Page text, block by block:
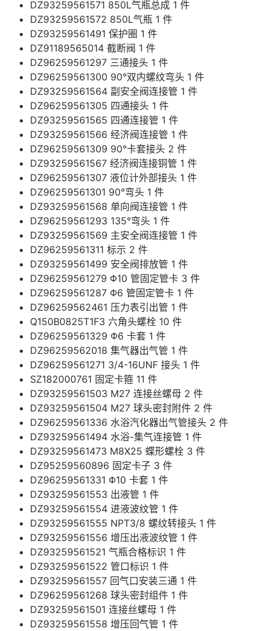
DZ93259561571 850L气瓶总成 1 件
DZ93259561572 850L气瓶 1 件
DZ93259561491 保护圈 1 件
DZ91189565014 截断阀 1 件
DZ96259561297 三通接头 1 件
DZ96259561300 90°双内螺纹弯头 1 件
DZ93259561564 副安全阀连接管 1 件
DZ96259561305 四通接头 1 件
DZ93259561565 四通连接管 1 件
DZ93259561566 经济阀连接管 1 件
DZ96259561309 90°卡套接头 2 件
DZ93259561567 经济阀连接铜管 1 件
DZ96259561307 液位计外部接头 1 件
DZ96259561301 90°弯头 1 件
DZ93259561568 单向阀连接管 1 件
DZ96259561293 135°弯头 1 件
DZ93259561569 主安全阀连接管 1 件
DZ96259561311 标示 2 件
DZ93259561499 安全阀排放管 1 件
DZ96259561279 Φ10 管固定管卡 3 件
DZ96259561287 Φ6 管固定管卡 1 件
DZ96259562461 压力表引出管 1 件
Q150B0825T1F3 六角头螺栓 10 件
DZ96259561329 Φ6 卡套 1 件
DZ96259562018 集气器出气管 1 件
DZ96259561271 3/4-16UNF 接头 1 件
SZ182000761 固定卡箍 11 件
DZ93259561503 M27 连接丝螺母 2 件
DZ93259561504 M27 球头密封附件 2 件
DZ96259561336 水浴汽化器出气管接头 2 件
DZ93259561494 水浴-集气连接管 1 件
DZ93259561473 M8X25 蝶形螺栓 3 件
DZ95259560896 固定卡子 3 件
DZ96259561331 Φ10 卡套 1 件
DZ93259561553 出液管 1 件
DZ93259561554 进液波纹管 1 件
DZ93259561555 NPT3/8 螺纹转接头 1 件
DZ93259561556 增压出液波纹管 1 件
DZ93259561521 气瓶合格标识 1 件
DZ93259561522 管口标识 1 件
DZ93259561557 回气口安装三通 1 件
DZ96259561268 球头密封组件 1 件
DZ93259561501 连接丝螺母 1 件
DZ93259561558 增压回气管 1 件